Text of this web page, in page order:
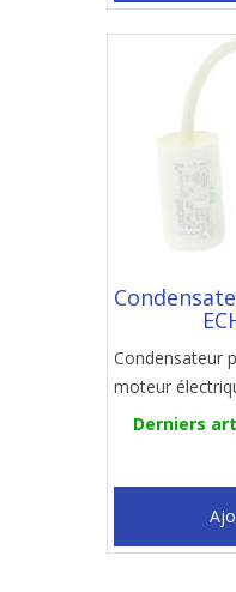
Condensateur
moteur
Derniers